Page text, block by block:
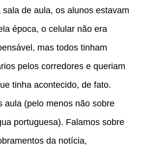
de aula, os alunos estavam
época, o celular não era
mas todos tinham
pelos corredores e queriam
tinha acontecido, de fato.
aula (pelo menos não sobre
portuguesa). Falamos sobre
da notícia,